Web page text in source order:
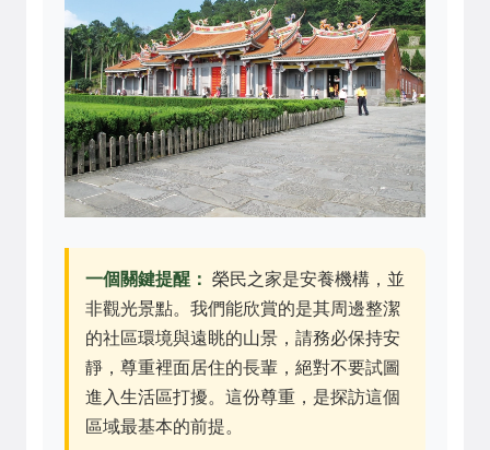
一個關鍵提醒： 榮民之家是安養機構，並
非觀光景點。我們能欣賞的是其周邊整潔
的社區環境與遠眺的山景，請務必保持安
靜，尊重裡面居住的長輩，絕對不要試圖
進入生活區打擾。這份尊重，是探訪這個
區域最基本的前提。